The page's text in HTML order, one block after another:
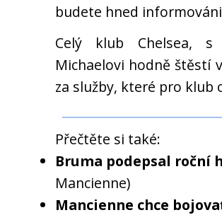
budete hned
Celý klub Chelsea, s
Michaelovi hodně štěstí
za služby, které pro klub
Přečtěte si také:
Bruma podepsal roční
Mancienne)
Mancienne chce